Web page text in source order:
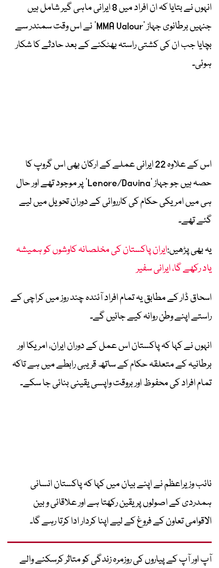
انہوں نے بتایا کہ ان افراد میں 8 ایرانی ماہی گیر شامل ہیں
جنہیں برطانوی جہاز ’MMA Valour‘ نے اس وقت سمندر سے
بچایا جب ان کی کشتی راستہ بھٹکنے کے بعد حادثے کا شکار
ہوئی۔
اس کے علاوہ 22 ایرانی عملے کے ارکان بھی اس گروپ کا
حصہ ہیں جو جہاز ’Lenore/Davina‘ پر موجود تھے اور حال
ہی میں امریکی حکام کی کارروائی کے دوران تحویل میں لیے
گئے تھے۔
یہ بھی پڑھیں:ایران پاکستان کی مخلصانہ کاوشوں کو ہمیشہ
یاد رکھے گا، ایرانی سفیر
اسحاق ڈار کے مطابق یہ تمام افراد آئندہ چند روز میں کراچی کے
راستے اپنے وطن روانہ کیے جائیں گے۔
انہوں نے کہا کہ پاکستان اس عمل کے دوران ایران، امریکا اور
برطانیہ کے متعلقہ حکام کے ساتھ قریبی رابطے میں ہے تاکہ
تمام افراد کی محفوظ اور بروقت واپسی یقینی بنائی جا سکے۔
نائب وزیراعظم نے اپنے بیان میں کہا کہ پاکستان انسانی
ہمدردی کے اصولوں پر یقین رکھتا ہے اور علاقائی و بین
الاقوامی تعاون کے فروغ کے لیے اپنا کردار ادا کرتا رہے گا۔
آپ اور آپ کے پیاروں کی روزمرہ زندگی کو متاثر کرسکنے والے